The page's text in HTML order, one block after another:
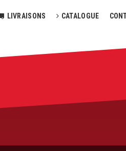
LIVRAISONS CATALOGUE